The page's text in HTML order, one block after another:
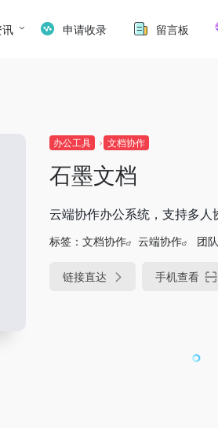
讯 申请收录 留言板
办公工具 文档协作
石墨文档
云端协作办公系统，支持多
标签： 文档协作 云端协作 团
链接直达 手机查看